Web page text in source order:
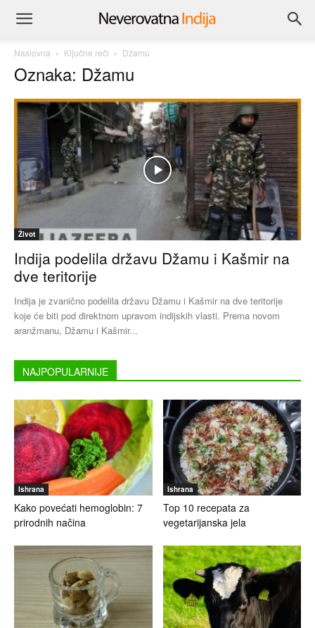
Naslovna Ključne reči Džamu
Oznaka: Džamu
Život
Indija podelila državu Džamu i Kašmir na
dve teritorije
Indija je zvanično podelila državu Džamu i Kašmir na dve teritorije
koje će biti pod direktnom upravom indijskih vlasti. Prema novom
aranžmanu, Džamu i Kašmir...
NAJPOPULARNIJE
Ishrana
Kako povećati hemoglobin: 7
prirodnih načina
Ishrana
Top 10 recepata za
vegetarijanska jela